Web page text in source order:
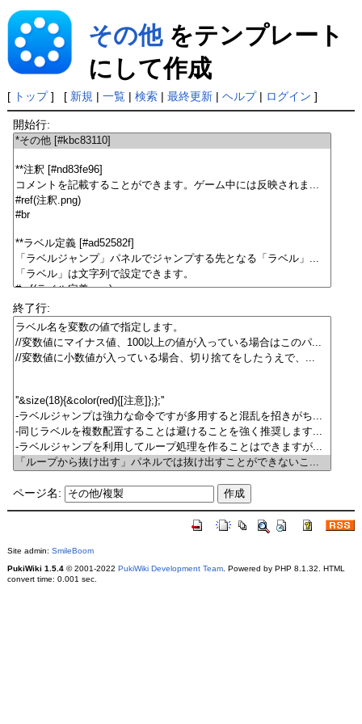
その他をテンプレート
にして作成
[ トップ] [ 新規 | 一覧| 検索| 最終更新| ヘルプ| ログイン ]
開始行:
終了行:
ページ名:
Site admin: SmileBoom
PukiWiki 1.5.4© 2001-2022 PukiWiki Development Team. Powered by PHP 8.1.32. HTML
convert time: 0.001 sec.